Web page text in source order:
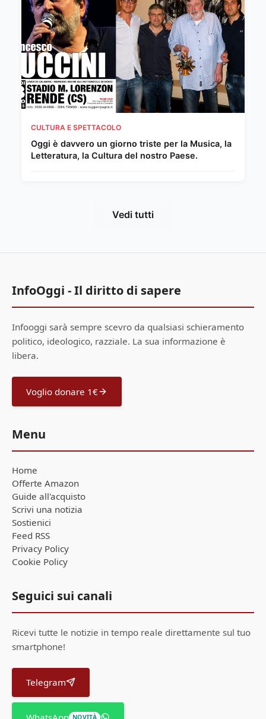
CULTURA E SPETTACOLO
Oggi è davvero un giorno triste per la Musica, la
Letteratura, la Cultura del nostro Paese.
Vedi tutti
InfoOggi - Il diritto di sapere
Infooggi sarà sempre scevro da qualsiasi schieramento
politico, ideologico, razziale. La sua informazione è
libera.
Voglio donare 1€
Menu
Home
Offerte Amazon
Guide all'acquisto
Scrivi una notizia
Sostienici
Feed RSS
Privacy Policy
Cookie Policy
Seguici sui canali
Ricevi tutte le notizie in tempo reale direttamente sul tuo
smartphone!
Telegram
NOVITÀ